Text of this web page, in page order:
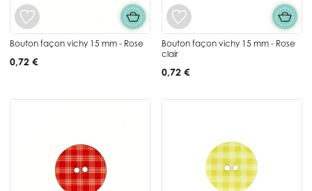
Bouton façon vichy 15 mm - Rose
0,72 €
Bouton façon vichy 15 mm - Rose
clair
0,72 €